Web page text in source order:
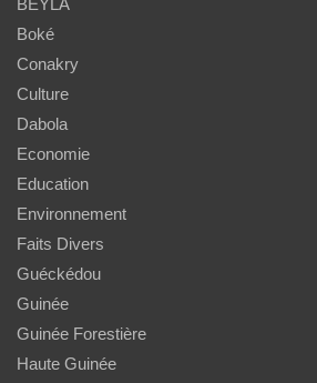
BEYLA
Boké
Conakry
Culture
Dabola
Economie
Education
Environnement
Faits Divers
Guéckédou
Guinée
Guinée Forestière
Haute Guinée